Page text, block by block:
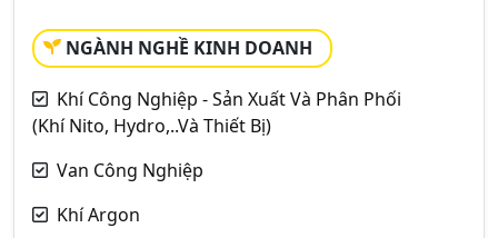
NGÀNH NGHỀ KINH DOANH
Khí Công Nghiệp - Sản Xuất Và Phân Phối
(Khí Nito, Hydro,..Và Thiết Bị)
Van Công Nghiệp
Khí Argon